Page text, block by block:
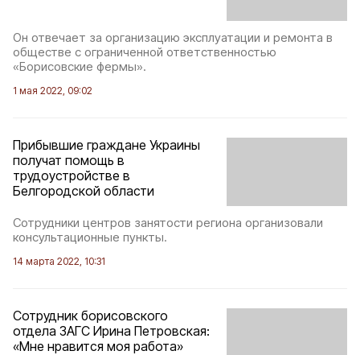
Он отвечает за организацию эксплуатации и ремонта в
обществе с ограниченной ответственностью
«Борисовские фермы».
1 мая 2022, 09:02
Прибывшие граждане Украины
получат помощь в
трудоустройстве в
Белгородской области
Сотрудники центров занятости региона организовали
консультационные пункты.
14 марта 2022, 10:31
Сотрудник борисовского
отдела ЗАГС Ирина Петровская:
«Мне нравится моя работа»